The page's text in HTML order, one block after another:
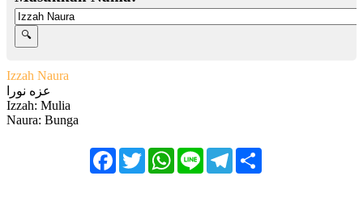
Izzah Naura
عزه نورا
Izzah: Mulia
Naura: Bunga
FacebookTwitterWhatsApp
Line Telegram